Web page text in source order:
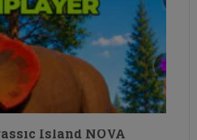
Island NOVA